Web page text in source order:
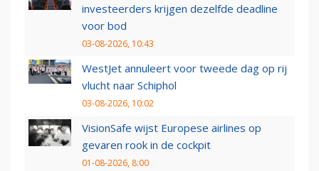
investeerders krijgen dezelfde deadline
voor bod
03-08-2026, 10:43
WestJet annuleert voor tweede dag op rij
vlucht naar Schiphol
03-08-2026, 10:02
VisionSafe wijst Europese airlines op
gevaren rook in de cockpit
01-08-2026, 8:00